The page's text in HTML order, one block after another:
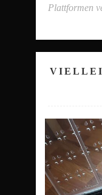
Plattformen